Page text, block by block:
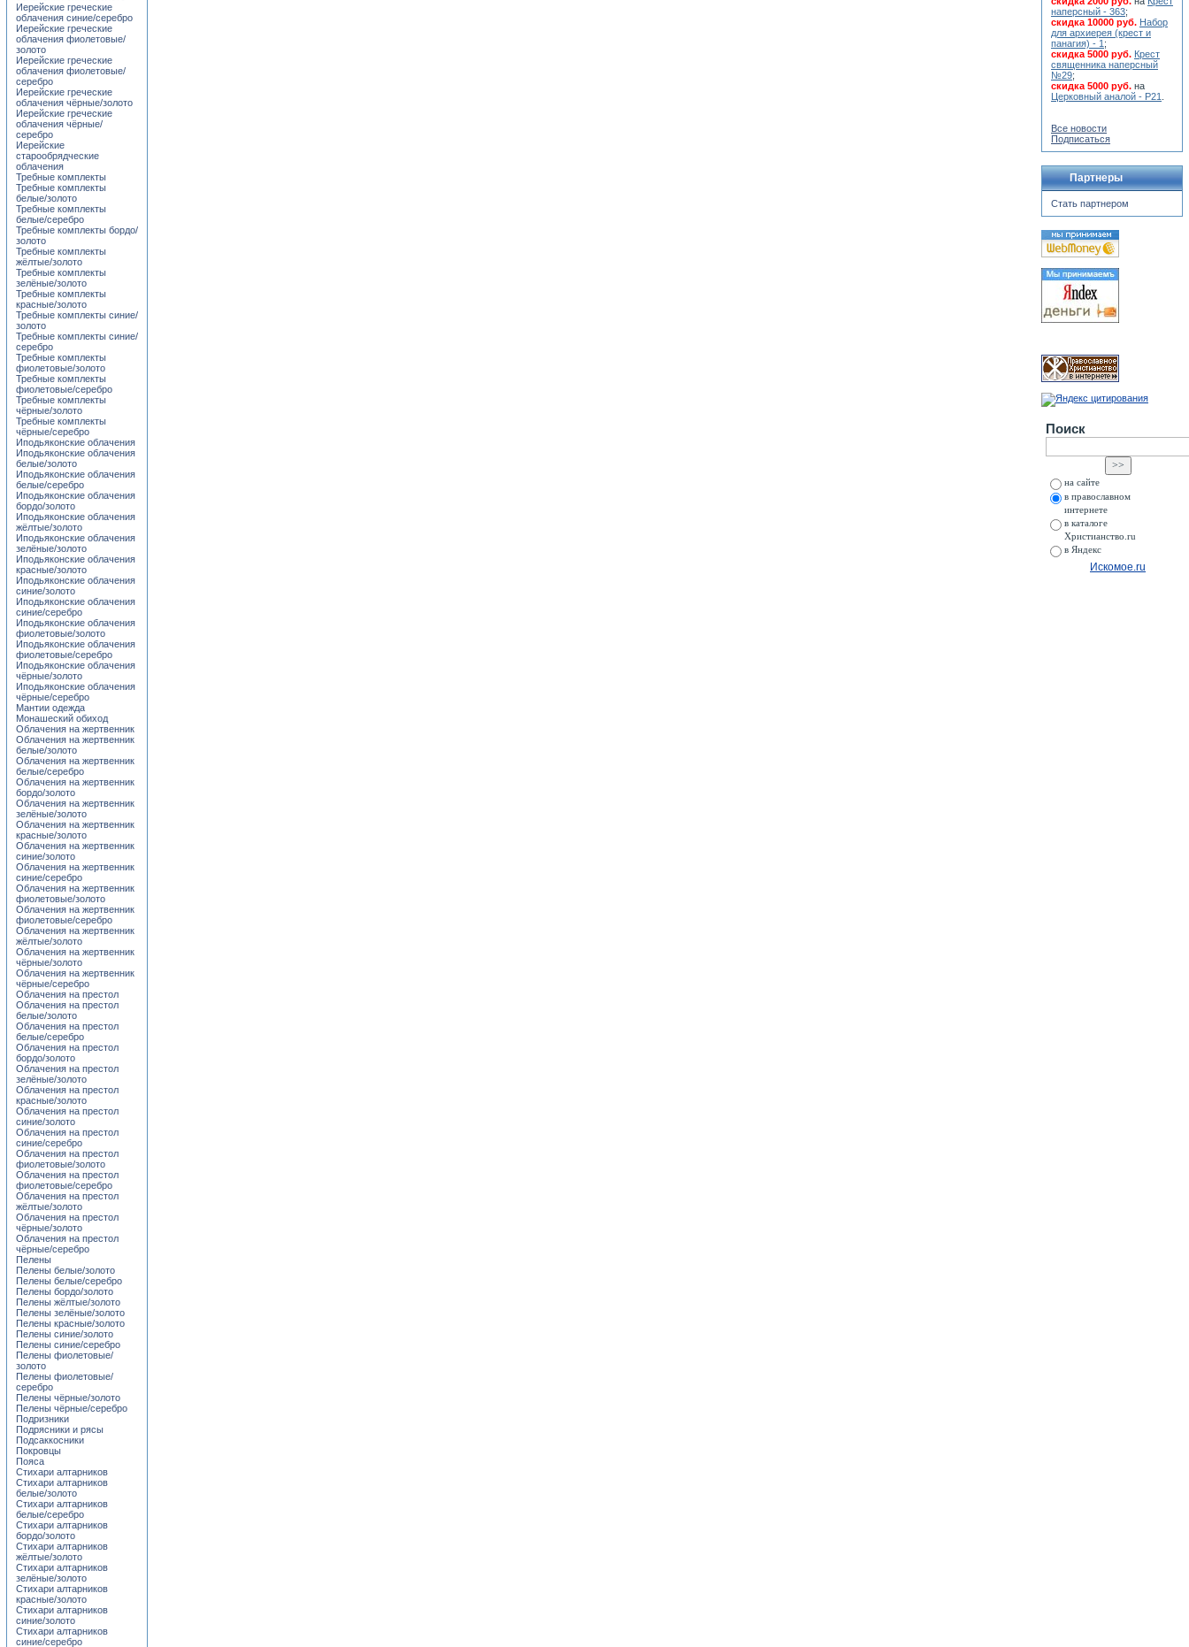
Иерейские греческие
облачения синие/серебро
Иерейские греческие
облачения фиолетовые/
золото
Иерейские греческие
облачения фиолетовые/
серебро
Иерейские греческие
облачения чёрные/золото
Иерейские греческие
облачения чёрные/
серебро
Иерейские
старообрядческие
облачения
Требные комплекты
Требные комплекты
белые/золото
Требные комплекты
белые/серебро
Требные комплекты бордо/
золото
Требные комплекты
жёлтые/золото
Требные комплекты
зелёные/золото
Требные комплекты
красные/золото
Требные комплекты синие/
золото
Требные комплекты синие/
серебро
Требные комплекты
фиолетовые/золото
Требные комплекты
фиолетовые/серебро
Требные комплекты
чёрные/золото
Требные комплекты
чёрные/серебро
Иподьяконские облачения
Иподьяконские облачения
белые/золото
Иподьяконские облачения
белые/серебро
Иподьяконские облачения
бордо/золото
Иподьяконские облачения
жёлтые/золото
Иподьяконские облачения
зелёные/золото
Иподьяконские облачения
красные/золото
Иподьяконские облачения
синие/золото
Иподьяконские облачения
синие/серебро
Иподьяконские облачения
фиолетовые/золото
Иподьяконские облачения
фиолетовые/серебро
Иподьяконские облачения
чёрные/золото
Иподьяконские облачения
чёрные/серебро
Мантии одежда
Монашеский обиход
Облачения на жертвенник
Облачения на жертвенник
белые/золото
Облачения на жертвенник
белые/серебро
Облачения на жертвенник
бордо/золото
Облачения на жертвенник
зелёные/золото
Облачения на жертвенник
красные/золото
Облачения на жертвенник
синие/золото
Облачения на жертвенник
синие/серебро
Облачения на жертвенник
фиолетовые/золото
Облачения на жертвенник
фиолетовые/серебро
Облачения на жертвенник
жёлтые/золото
Облачения на жертвенник
чёрные/золото
Облачения на жертвенник
чёрные/серебро
Облачения на престол
Облачения на престол
белые/золото
Облачения на престол
белые/серебро
Облачения на престол
бордо/золото
Облачения на престол
зелёные/золото
Облачения на престол
красные/золото
Облачения на престол
синие/золото
Облачения на престол
синие/серебро
Облачения на престол
фиолетовые/золото
Облачения на престол
фиолетовые/серебро
Облачения на престол
жёлтые/золото
Облачения на престол
чёрные/золото
Облачения на престол
чёрные/серебро
Пелены
Пелены белые/золото
Пелены белые/серебро
Пелены бордо/золото
Пелены жёлтые/золото
Пелены зелёные/золото
Пелены красные/золото
Пелены синие/золото
Пелены синие/серебро
Пелены фиолетовые/
золото
Пелены фиолетовые/
серебро
Пелены чёрные/золото
Пелены чёрные/серебро
Подризники
Подрясники и рясы
Подсаккосники
Покровцы
Пояса
Стихари алтарников
Стихари алтарников
белые/золото
Стихари алтарников
белые/серебро
Стихари алтарников
бордо/золото
Стихари алтарников
жёлтые/золото
Стихари алтарников
зелёные/золото
Стихари алтарников
красные/золото
Стихари алтарников
синие/золото
Стихари алтарников
синие/серебро
наперсный - 363;
скидка 10000 руб. Набор
для архиерея (крест и
панагия) - 1 ;
скидка 5000 руб. Крест
священника наперсный
№29;
скидка 5000 руб. на
Церковный аналой - Р21
Все новости
Подписаться
Партнеры
Стать партнером
Поиск
на сайте
в православном
интернете
в каталоге
Христианство.ru
в Яндекс
Искомое.ru